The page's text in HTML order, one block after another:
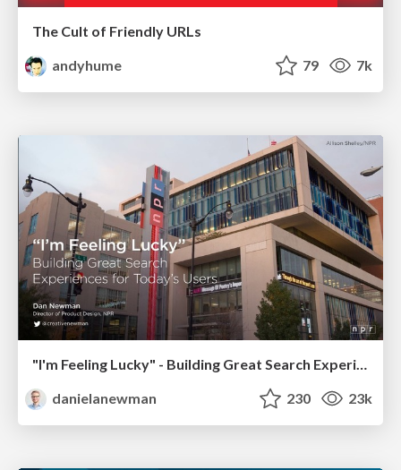
The Cult of Friendly URLs
andyhume
79 7k
"I'm Feeling Lucky" - Building Great Search Experiences for Today's Users (#IAC19)
danielanewman
230 23k